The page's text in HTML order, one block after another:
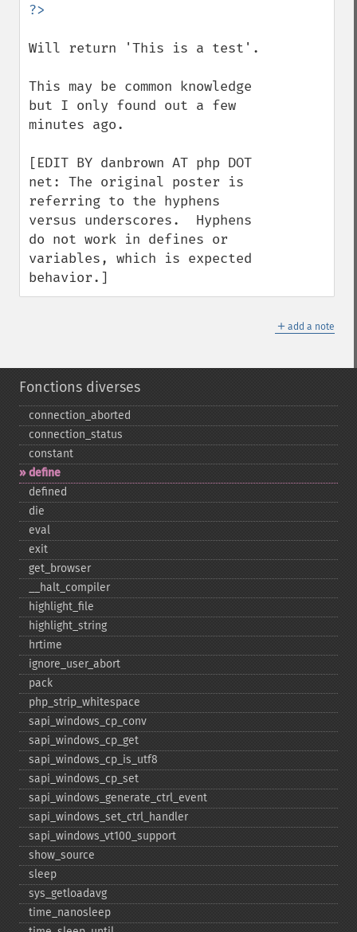
Will return 'This is a test'.
This may be common knowledge
but I only found out a few
minutes ago.
[EDIT BY danbrown AT php DOT
net: The original poster is
referring to the hyphens
versus underscores.  Hyphens
do not work in defines or
variables, which is expected
behavior.]
＋ add a note
Fonctions diverses
connection_​aborted
connection_​status
constant
define
defined
die
eval
exit
get_​browser
_​_​halt_​compiler
highlight_​file
highlight_​string
hrtime
ignore_​user_​abort
pack
php_​strip_​whitespace
sapi_​windows_​cp_​conv
sapi_​windows_​cp_​get
sapi_​windows_​cp_​is_​utf8
sapi_​windows_​cp_​set
sapi_​windows_​generate_​ctrl_​event
sapi_​windows_​set_​ctrl_​handler
sapi_​windows_​vt100_​support
show_​source
sleep
sys_​getloadavg
time_​nanosleep